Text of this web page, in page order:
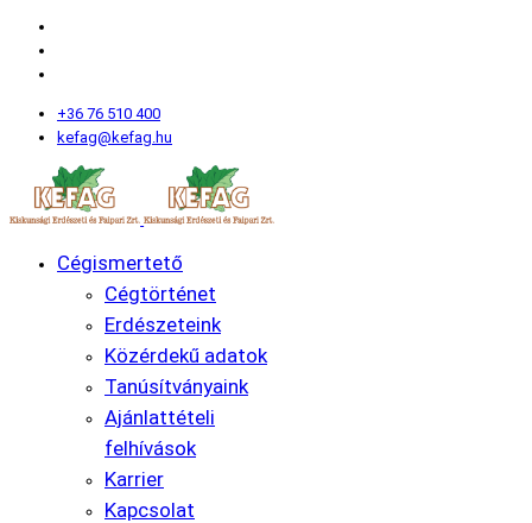
+36 76 510 400
kefag@kefag.hu
Cégismertető
Cégtörténet
Erdészeteink
Közérdekű adatok
Tanúsítványaink
Ajánlattételi
felhívások
Karrier
Kapcsolat